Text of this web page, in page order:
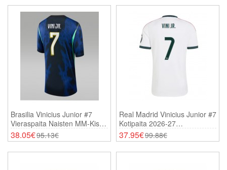
Brasilia Vinicius Junior #7
Vieraspaita Naisten MM-Kisat
2026 Lyhythihainen
38.05€95.13€
Real Madrid Vinicius Junior #7
Kotipaita 2026-27
Lyhythihainen
37.95€99.88€